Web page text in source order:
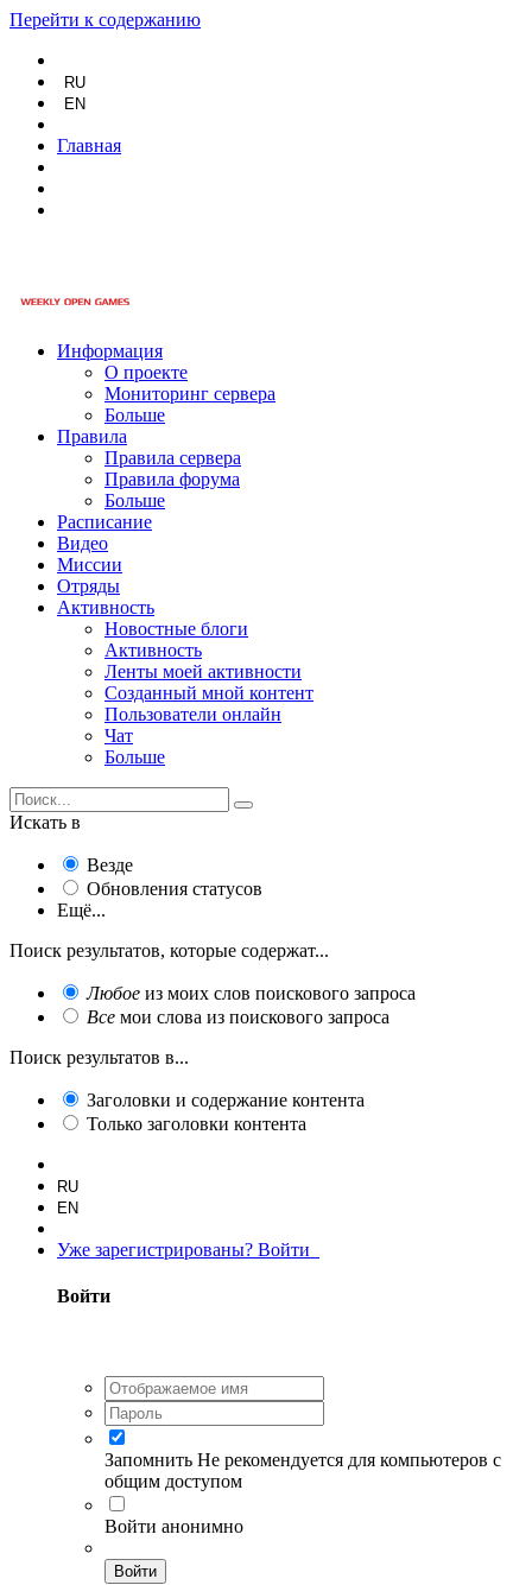
Перейти к содержанию
RU
EN
Главная
Информация
О проекте
Мониторинг сервера
Больше
Правила
Правила сервера
Правила форума
Больше
Расписание
Видео
Миссии
Отряды
Активность
Новостные блоги
Активность
Ленты моей активности
Созданный мной контент
Пользователи онлайн
Чат
Больше
Искать в
Везде
Обновления статусов
Ещё...
Поиск результатов, которые содержат...
Любое из моих слов поискового запроса
Все мои слова из поискового запроса
Поиск результатов в...
Заголовки и содержание контента
Только заголовки контента
RU
EN
Уже зарегистрированы? Войти
Войти
Запомнить Не рекомендуется для компьютеров с
общим доступом
Войти анонимно
Войти